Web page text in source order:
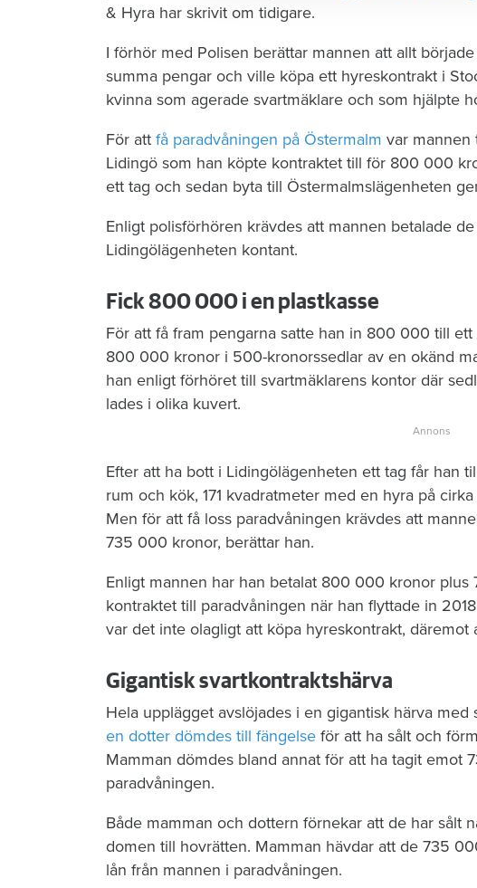
& Hyra har skrivit om tidigare.
I förhör med Polisen berättar mannen att allt
summa pengar och ville köpa ett hyreskontrakt i
kvinna som agerade svartmäklare och som hjälpte
För att få paradvåningen på Östermalm var mannen
Lidingö som han köpte kontraktet till för 800 000
ett tag och sedan byta till Östermalmslägenheten
Enligt polisförhören krävdes att mannen betalade
Lidingölägenheten kontant.
Fick 800 000 i en plastkasse
För att få fram pengarna satte han in 800 000 till
800 000 kronor i 500-kronorssedlar av en okänd
han enligt förhöret till svartmäklarens kontor där
lades i olika kuvert.
Efter att ha bott i Lidingölägenheten ett tag får han
rum och kök, 171 kvadratmeter med en hyra på
Men för att få loss paradvåningen krävdes att
735 000 kronor, berättar han.
Enligt mannen har han betalat 800 000 kronor
kontraktet till paradvåningen när han flyttade in
var det inte olagligt att köpa hyreskontrakt, däremot
Gigantisk svartkontraktshärva
Hela upplägget avslöjades i en gigantisk härva med
en dotter dömdes till fängelse för att ha sålt och
Mamman dömdes bland annat för att ha tagit emot
paradvåningen.
Både mamman och dottern förnekar att de har sålt
domen till hovrätten. Mamman hävdar att de 735
lån från mannen i paradvåningen.